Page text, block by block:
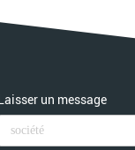
Laisser un message